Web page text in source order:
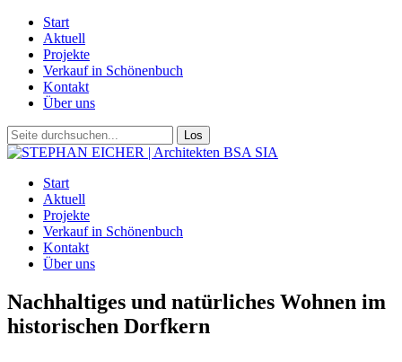
Start
Aktuell
Projekte
Verkauf in Schönenbuch
Kontakt
Über uns
Start
Aktuell
Projekte
Verkauf in Schönenbuch
Kontakt
Über uns
Nachhaltiges und natürliches Wohnen im
historischen Dorfkern